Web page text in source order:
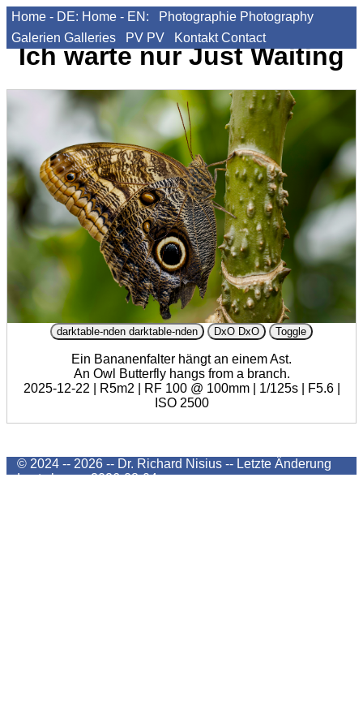
Home - DE: Home - EN: Photographie Photography
Galerien Galleries PV PV Kontakt Contact
Ich warte nurJust Waiting
darktable-nden darktable-nden DxO DxO Toggle
Ein Bananenfalter hängt an einem Ast.
An Owl Butterfly hangs from a branch.
2025-12-22 | R5m2 | RF 100 @ 100mm | 1/125s | F5.6 |
ISO 2500
© 2024 -- 2026 -- Dr. Richard Nisius -- Letzte Änderung
Last change2026-08-04